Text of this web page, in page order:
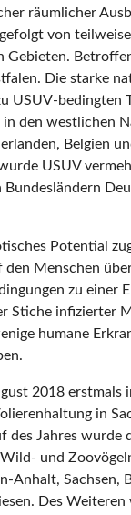
räumlicher
von
Gebieten.
Die starke
USUV-bedingten
den westlichen
Belgien
USUV
Bundesländern
Potential
den Menschen
zu einer
Stiche infizierter
humane
2018 erstmals
in
des Jahres wurde
und
Anhalt, Sachsen,
Des